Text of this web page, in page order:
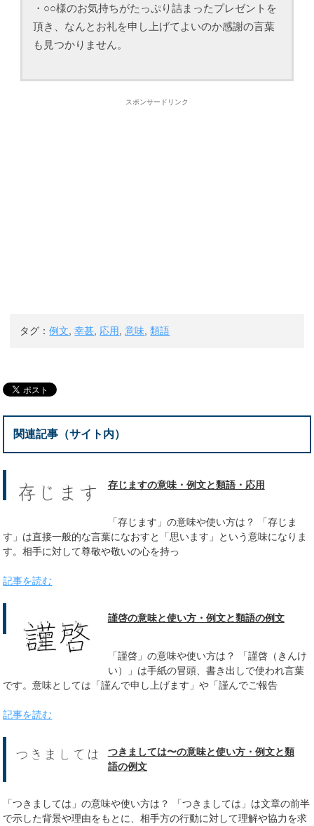
・○○様のお気持ちがたっぷり詰まったプレゼントを
頂き、なんとお礼を申し上げてよいのか感謝の言葉
も見つかりません。
スポンサードリンク
タグ：例文,幸甚, 応用,意味,類語
関連記事（サイト内）
存じますの意味・例文と類語・応用
「存じます」の意味や使い方は？ 「存じま
す」は直接一般的な言葉になおすと「思います」という意味になりま
す。相手に対して尊敬や敬いの心を持っ
記事を読む
謹啓の意味と使い方・例文と類語の例文
「謹啓」の意味や使い方は？ 「謹啓（きんけ
い）」は手紙の冒頭、書き出しで使われ言葉
です。意味としては「謹んで申し上げます」や「謹んでご報告
記事を読む
つきましては〜の意味と使い方・例文と類
語の例文
「つきましては」の意味や使い方は？ 「つきましては」は文章の前半
で示した背景や理由をもとに、相手方の行動に対して理解や協力を求